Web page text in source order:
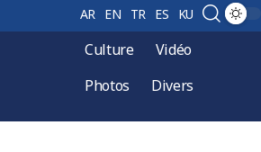
AR EN TR ES KU
Culture
Vidéo
Photos
Divers